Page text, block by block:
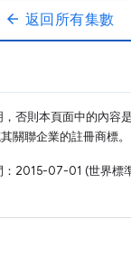
arrow_back 返回所有集數
否則本頁面中的內容
關聯企業的註冊商標。
2015-07-01 (世界標